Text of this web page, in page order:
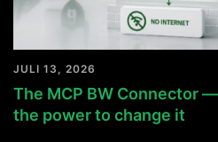
JULI 13, 2026
The MCP BW Connector
the power to change it